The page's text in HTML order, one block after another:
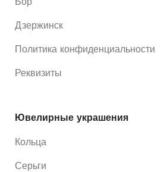
Дзержинск
Политика конфиденциальности
Реквизиты
Ювелирные украшения
Кольца
Серьги